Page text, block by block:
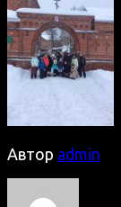
Автор admin